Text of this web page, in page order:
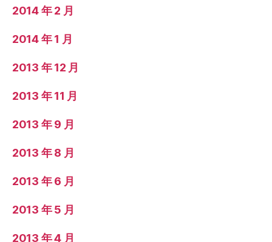
2014 年 2 月
2014 年 1 月
2013 年 12 月
2013 年 11 月
2013 年 9 月
2013 年 8 月
2013 年 6 月
2013 年 5 月
2013 年 4 月